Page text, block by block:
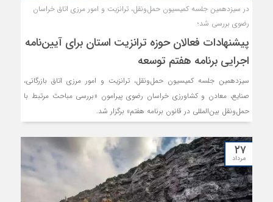
در سیزدهمین جلسه کمیسیون حمل‌ونقل، ترانزیت و امور مرزی اتاق خراسان
رضوی بررسی شد؛
پیشنهادات فعالان حوزه ترانزیت استان برای آیین‌نامه
اجرایی برنامه هفتم توسعه
سیزدهمین جلسه کمیسیون حمل‌ونقل، ترانزیت و امور مرزی اتاق بازرگانی،
صنایع، معادن و کشاورزی خراسان رضوی پیرامون «بررسی مباحث مرتبط با
حمل‌ونقل بین‌المللی در قانون برنامه هفتم» برگزار شد.
۲۷
مرداد